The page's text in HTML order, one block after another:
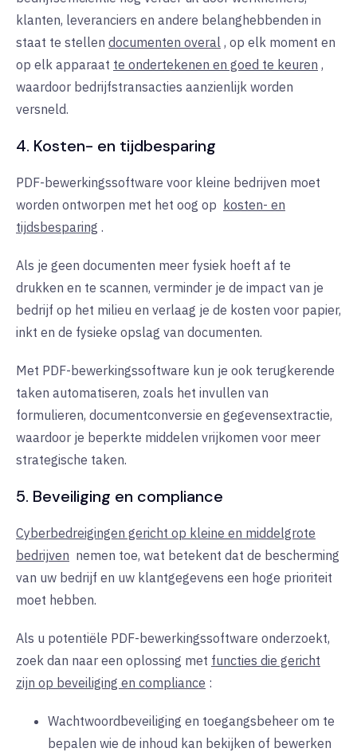
klanten, leveranciers en andere belanghebbenden in
staat te stellen documenten overal , op elk moment en
op elk apparaat te ondertekenen en goed te keuren ,
waardoor bedrijfstransacties aanzienlijk worden
versneld.
4. Kosten- en tijdbesparing
PDF-bewerkingssoftware voor kleine bedrijven moet
worden ontworpen met het oog op kosten- en
tijdsbesparing .
Als je geen documenten meer fysiek hoeft af te
drukken en te scannen, verminder je de impact van je
bedrijf op het milieu en verlaag je de kosten voor papier,
inkt en de fysieke opslag van documenten.
Met PDF-bewerkingssoftware kun je ook terugkerende
taken automatiseren, zoals het invullen van
formulieren, documentconversie en gegevensextractie,
waardoor je beperkte middelen vrijkomen voor meer
strategische taken.
5. Beveiliging en compliance
Cyberbedreigingen gericht op kleine en middelgrote
bedrijven nemen toe, wat betekent dat de bescherming
van uw bedrijf en uw klantgegevens een hoge prioriteit
moet hebben.
Als u potentiële PDF-bewerkingssoftware onderzoekt,
zoek dan naar een oplossing met functies die gericht
zijn op beveiliging en compliance :
Wachtwoordbeveiliging en toegangsbeheer om te
bepalen wie de inhoud kan bekijken of bewerken